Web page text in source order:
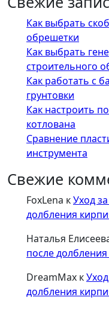
Как выбрать
обрешетки
Как выбрать
строительного
Как работать с
грунтовки
Как настроить
котлована
Сравнение
инструмента
Свежие
FoxLena кУход
долбления
Наталья
после
DreamMax к
долбления